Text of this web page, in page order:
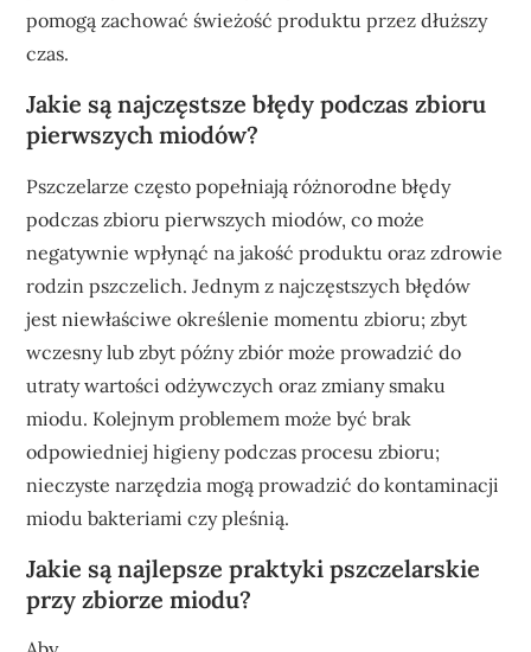
pomogą zachować świeżość produktu przez dłuższy
czas.
Jakie są najczęstsze błędy podczas zbioru
pierwszych miodów?
Pszczelarze często popełniają różnorodne błędy
podczas zbioru pierwszych miodów, co może
negatywnie wpłynąć na jakość produktu oraz zdrowie
rodzin pszczelich. Jednym z najczęstszych błędów
jest niewłaściwe określenie momentu zbioru; zbyt
wczesny lub zbyt późny zbiór może prowadzić do
utraty wartości odżywczych oraz zmiany smaku
miodu. Kolejnym problemem może być brak
odpowiedniej higieny podczas procesu zbioru;
nieczyste narzędzia mogą prowadzić do kontaminacji
miodu bakteriami czy pleśnią.
Jakie są najlepsze praktyki pszczelarskie
przy zbiorze miodu?